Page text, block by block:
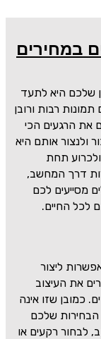
במחירים
שלכם היא לתעד
רבות ורובן
את הרגעים הכי
ולנצור אותם היא
תחת
דרך המחשב,
מסייעים לכם
לכל החיים.
ליצור
את העיצוב
כמובן שזו אינה
הבחירות שלכם
לבחור רקעים או